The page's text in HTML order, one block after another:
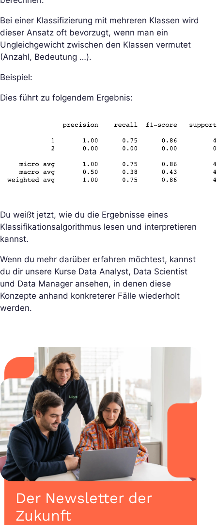
Bei einer Klassifizierung mit mehreren Klassen wird
dieser Ansatz oft bevorzugt, wenn man ein
Ungleichgewicht zwischen den Klassen vermutet
(Anzahl, Bedeutung …).
Beispiel:
Dies führt zu folgendem Ergebnis:
Du weißt jetzt, wie du die Ergebnisse eines
Klassifikationsalgorithmus lesen und interpretieren
kannst.
Wenn du mehr darüber erfahren möchtest, kannst
du dir unsere Kurse Data Analyst, Data Scientist
und Data Manager ansehen, in denen diese
Konzepte anhand konkreterer Fälle wiederholt
werden.
Der Newsletter der
Zukunft